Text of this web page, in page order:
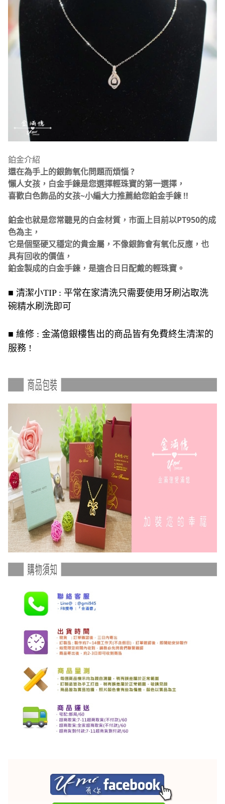
鉑金介紹
還在為手上的銀飾氧化問題而煩惱 ?
懶人女孩，白金手鍊是您選擇輕珠寶的第一選擇，
喜歡白色飾品的女孩~小編大力推薦給您鉑金手鍊 !!
鉑金也就是您常聽見的白金材質，市面上目前以PT950的成
色為主，
它是個堅硬又穩定的貴金屬，不像銀飾會有氧化反應，也
具有回收的價值，
鉑金製成的白金手鍊，是適合日日配戴的輕珠寶。
■ 清潔小TIP : 平常在家清洗只需要使用牙刷沾取洗
碗精水刷洗即可
■ 維修 : 金滿億銀樓售出的商品皆有免費終生清潔的
服務 !